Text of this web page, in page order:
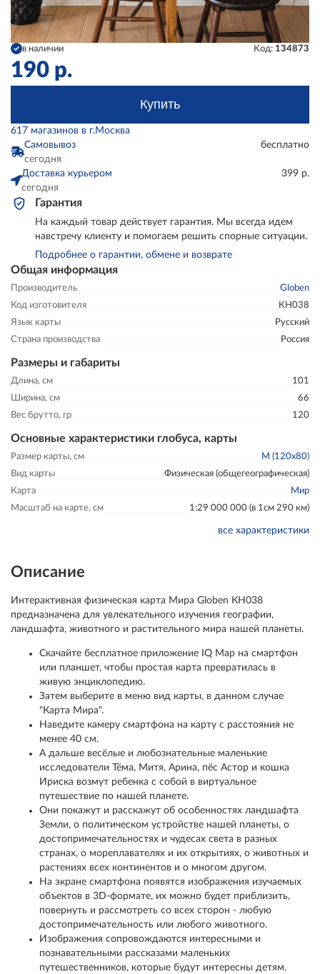
Общая информация
Производитель
Globen
Код изготовителя
КН038
Язык карты
Русский
Страна производства
Россия
Размеры и габариты
Длина, см
101
Ширина, см
66
Вес брутто, гр
120
Основные характеристики глобуса, карты
Размер карты, см
M (120x80)
Вид карты
Физическая (общегеографическая)
Карта
Мир
Масштаб на карте, см
1:29 000 000 (в 1см 290 км)
все характеристики
в наличии Код: 134873
190 р.
Купить
617 магазинов в г.Москва
Самовывоз
сегодня
бесплатно
Доставка курьером
сегодня
399 р.
Гарантия
На каждый товар действует гарантия. Мы всегда идем
навстречу клиенту и помогаем решить спорные ситуации.
Подробнее о гарантии, обмене и возврате
Описание
Интерактивная физическая карта Мира Globen КН038
предназначена для увлекательного изучения географии,
ландшафта, животного и растительного мира нашей планеты.
Скачайте бесплатное приложение IQ Map на смартфон
или планшет, чтобы простая карта превратилась в
живую энциклопедию.
Затем выберите в меню вид карты, в данном случае
"Карта Мира".
Наведите камеру смартфона на карту с расстояния не
менее 40 см.
А дальше весёлые и любознательные маленькие
исследователи Тёма, Митя, Арина, пёс Астор и кошка
Ириска возмут ребенка с собой в виртуальное
путешествие по нашей планете.
Они покажут и расскажут об особенностях ландшафта
Земли, о политическом устройстве нашей планеты, о
достопримечательностях и чудесах света в разных
странах, о мореплавателях и их открытиях, о животных и
растениях всех континентов и о многом другом.
На экране смартфона появятся изображения изучаемых
объектов в 3D-формате, их можно будет приблизить,
повернуть и рассмотреть со всех сторон - любую
достопримечательность или любого животного.
Изображения сопровождаются интересными и
познавательными рассказами маленьких
путешественников, которые будут интересны детям.